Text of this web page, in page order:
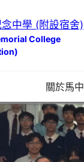
中學 (附設宿舍)
College
關於馬中